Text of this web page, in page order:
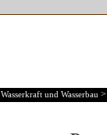
Wasserkraft und Wasserbau >